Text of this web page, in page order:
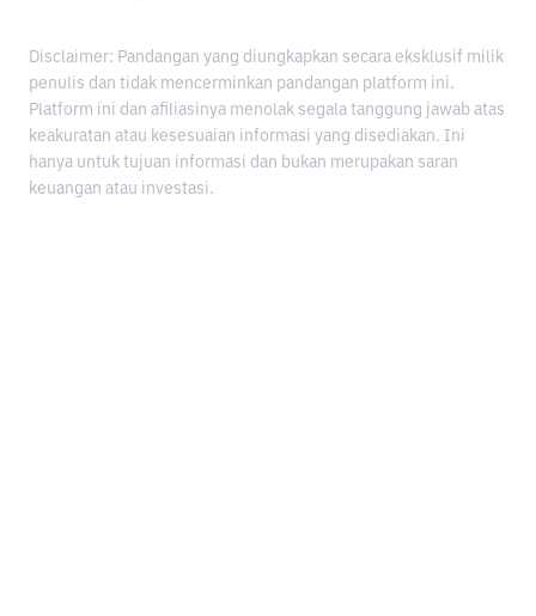
Disclaimer: Pandangan yang diungkapkan secara eksklusif milik
penulis dan tidak mencerminkan pandangan platform ini.
Platform ini dan afiliasinya menolak segala tanggung jawab atas
keakuratan atau kesesuaian informasi yang disediakan. Ini
hanya untuk tujuan informasi dan bukan merupakan saran
keuangan atau investasi.